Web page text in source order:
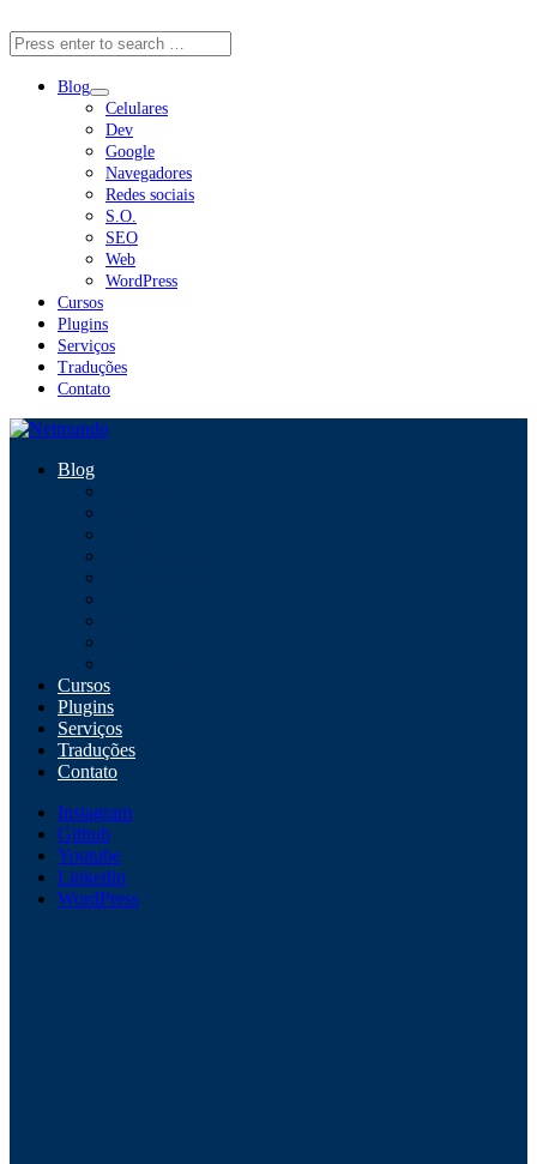
Blog
Celulares
Dev
Google
Navegadores
Redes sociais
S.O.
SEO
Web
WordPress
Cursos
Plugins
Serviços
Traduções
Contato
Blog
Cursos
Plugins
Serviços
Traduções
Contato
Instagram
Github
Youtube
Linkedin
WordPress